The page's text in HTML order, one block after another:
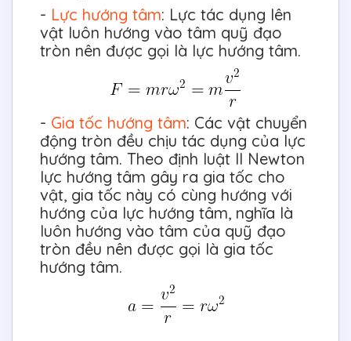
- Lực hướng tâm: Lực tác dụng lên
vật luôn hướng vào tâm quỹ đạo
tròn nên được gọi là lực hướng tâm.
- Gia tốc hướng tâm: Các vật chuyển
động tròn đều chịu tác dụng của lực
hướng tâm. Theo định luật II Newton
lực hướng tâm gây ra gia tốc cho
vật, gia tốc này có cùng hướng với
hướng của lực hướng tâm, nghĩa là
luôn hướng vào tâm của quỹ đạo
tròn đều nên được gọi là gia tốc
hướng tâm.